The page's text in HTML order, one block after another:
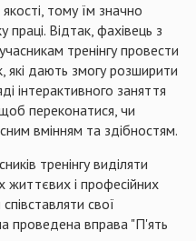
тому їм значно
Відтак, фахівець з
тренінгу провести
які дають змогу розширити
інтерактивного заняття
щоб переконатися, чи
вмінням та здібностям.
тренінгу виділяти
життєвих і професійних
співставляти свої
проведена вправа "П'ять